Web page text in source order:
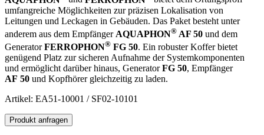
umfangreiche Möglichkeiten zur präzisen Lokalisation von
Leitungen und Leckagen in Gebäuden. Das Paket besteht unter
anderem aus dem Empfänger AQUAPHON® AF 50 und dem
GeneratorFERROPHON® FG 50. Ein robuster Koffer bietet
genügend Platz zur sicheren Aufnahme der Systemkomponenten
und ermöglicht darüber hinaus, GeneratorFG 50, Empfänger
AF 50 und Kopfhörer gleichzeitig zu laden.
Artikel: EA51-10001 / SF02-10101
AQUAPHON
AF
Produkt anfragen